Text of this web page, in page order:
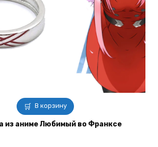
В корзину
из аниме Любимый во Франксе